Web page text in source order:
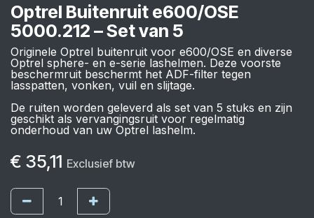
Optrel Buitenruit e600/OSE
5000.212 – Set van 5
Originele Optrel buitenruit voor e600/OSE en diverse
Optrel sphere- en e-serie lashelmen. Deze voorste
beschermruit beschermt het ADF-filter tegen
lasspatten, vonken, vuil en slijtage.
De ruiten worden geleverd als set van 5 stuks en zijn
geschikt als vervangingsruit voor regelmatig
onderhoud van uw Optrel lashelm.
€ 35,11 Exclusief btw